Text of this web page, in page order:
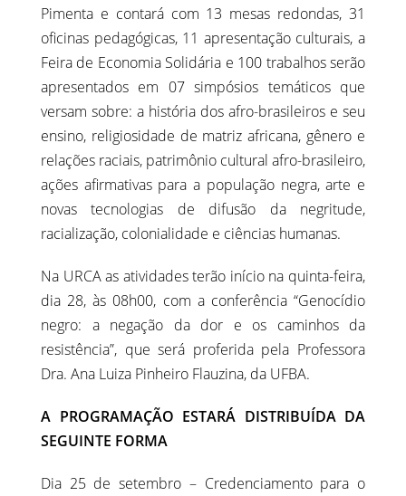
Pimenta e contará com 13 mesas redondas, 31
oficinas pedagógicas, 11 apresentação culturais, a
Feira de Economia Solidária e 100 trabalhos serão
apresentados em 07 simpósios temáticos que
versam sobre: a história dos afro-brasileiros e seu
ensino, religiosidade de matriz africana, gênero e
relações raciais, patrimônio cultural afro-brasileiro,
ações afirmativas para a população negra, arte e
novas tecnologias de difusão da negritude,
racialização, colonialidade e ciências humanas.
Na URCA as atividades terão início na quinta-feira,
dia 28, às 08h00, com a conferência “Genocídio
negro: a negação da dor e os caminhos da
resistência”, que será proferida pela Professora
Dra. Ana Luiza Pinheiro Flauzina, da UFBA.
A PROGRAMAÇÃO ESTARÁ DISTRIBUÍDA DA
SEGUINTE FORMA
Dia 25 de setembro – Credenciamento para o